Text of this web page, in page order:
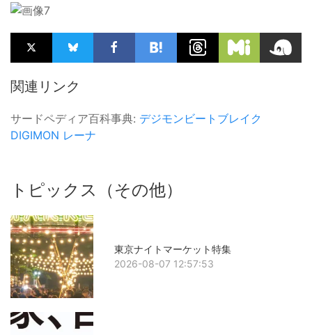
関連リンク
サードペディア百科事典: デジモンビートブレイク
DIGIMON レーナ
トピックス（その他）
東京ナイトマーケット特集
2026-08-07 12:57:53